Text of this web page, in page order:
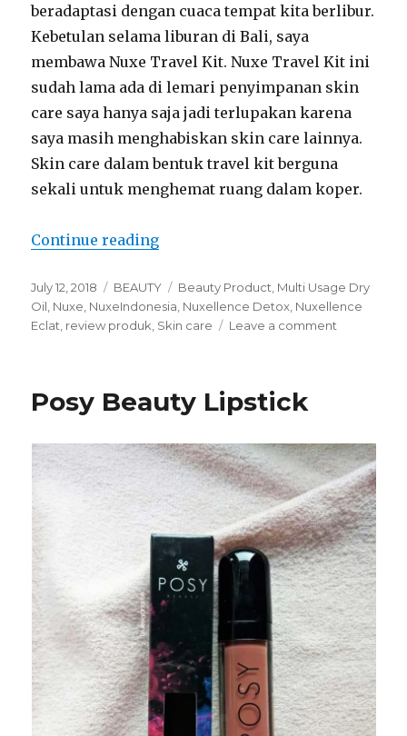
beradaptasi dengan cuaca tempat kita berlibur.
Kebetulan selama liburan di Bali, saya
membawa Nuxe Travel Kit. Nuxe Travel Kit ini
sudah lama ada di lemari penyimpanan skin
care saya hanya saja jadi terlupakan karena
saya masih menghabiskan skin care lainnya.
Skin care dalam bentuk travel kit berguna
sekali untuk menghemat ruang dalam koper.
Continue reading“NUXE TRAVEL KIT REVIEW”
Posted
on
July 12, 2018 Categories
BEAUTY Tags
Beauty Product Multi Usage Dry
Oil Nuxe NuxeIndonesia Nuxellence Detox Nuxellence
Eclat review produk Skin care Leave a comment
Posy Beauty Lipstick